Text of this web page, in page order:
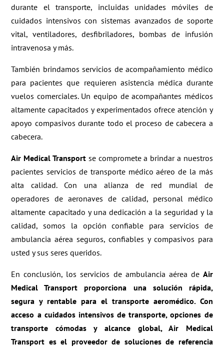
durante el transporte, incluidas unidades móviles de
cuidados intensivos con sistemas avanzados de soporte
vital, ventiladores, desfibriladores, bombas de infusión
intravenosa y más.
También brindamos servicios de acompañamiento médico
para pacientes que requieren asistencia médica durante
vuelos comerciales. Un equipo de acompañantes médicos
altamente capacitados y experimentados ofrece atención y
apoyo compasivos durante todo el proceso de cabecera a
cabecera.
Air Medical Transportse compromete a brindar a nuestros
pacientes servicios de transporte médico aéreo de la más
alta calidad. Con una alianza de red mundial de
operadores de aeronaves de calidad, personal médico
altamente capacitado y una dedicación a la seguridad y la
calidad, somos la opción confiable para servicios de
ambulancia aérea seguros, confiables y compasivos para
usted y sus seres queridos.
En conclusión, los servicios de ambulancia aérea de Air
Medical Transport proporciona una solución rápida,
segura y rentable para el transporte aeromédico. Con
acceso a cuidados intensivos de transporte, opciones de
transporte cómodas y alcance global, Air Medical
Transport es el proveedor de soluciones de referencia